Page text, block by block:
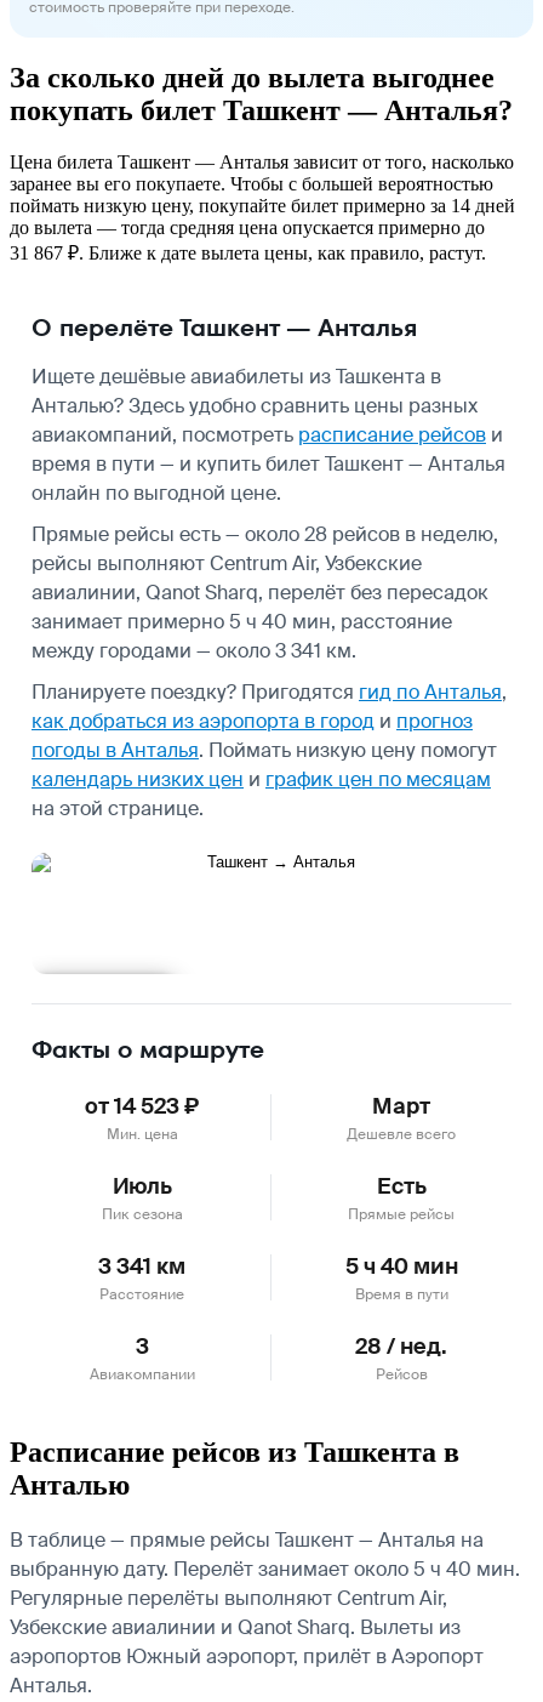
стоимость проверяйте при переходе.
За сколько дней до вылета выгоднее
покупать билет Ташкент — Анталья?
Цена билета Ташкент — Анталья зависит от того, насколько
заранее вы его покупаете. Чтобы с большей вероятностью
поймать низкую цену, покупайте билет примерно за 14 дней
до вылета — тогда средняя цена опускается примерно до
31 867 ₽. Ближе к дате вылета цены, как правило, растут.
О перелёте Ташкент — Анталья
Ищете дешёвые авиабилеты из Ташкента в
Анталью? Здесь удобно сравнить цены разных
авиакомпаний, посмотреть расписание рейсов и
время в пути — и купить билет Ташкент — Анталья
онлайн по выгодной цене.
Прямые рейсы есть — около 28 рейсов в неделю,
рейсы выполняют Centrum Air, Узбекские
авиалинии, Qanot Sharq, перелёт без пересадок
занимает примерно 5 ч 40 мин, расстояние
между городами — около 3 341 км.
Планируете поездку? Пригодятся гид по Анталья,
как добраться из аэропорта в город и прогноз
погоды в Анталья. Поймать низкую цену помогут
календарь низких цен и график цен по месяцам
на этой странице.
Факты о маршруте
от 14 523 ₽
Мин. цена
Март
Дешевле всего
Июль
Пик сезона
Есть
Прямые рейсы
3 341 км
Расстояние
5 ч 40 мин
Время в пути
3
Авиакомпании
28 / нед.
Рейсов
Расписание рейсов из Ташкента в
Анталью
В таблице — прямые рейсы Ташкент — Анталья на
выбранную дату. Перелёт занимает около 5 ч 40 мин.
Регулярные перелёты выполняют Centrum Air,
Узбекские авиалинии и Qanot Sharq. Вылеты из
аэропортов Южный аэропорт, прилёт в Аэропорт
Анталья.